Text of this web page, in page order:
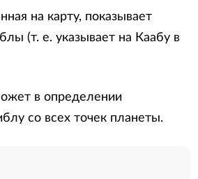
на карту, показывает
(т. е. указывает на Каабу в
в определении
со всех точек планеты.